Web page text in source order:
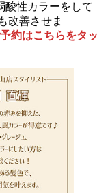
酸性カラーをして
改善させま
約はこちらをタッ